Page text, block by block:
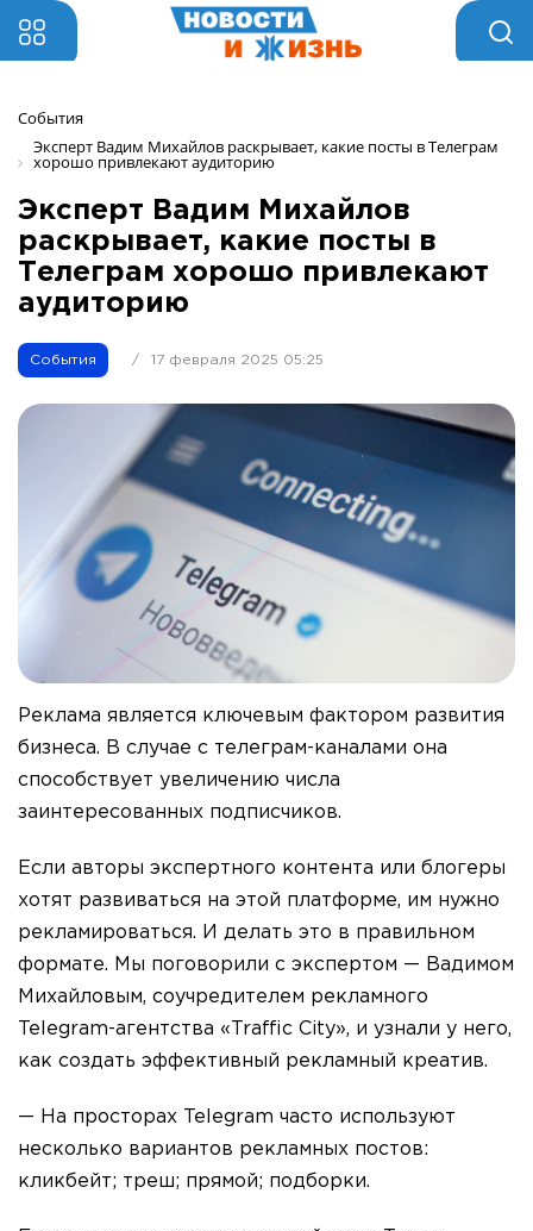
События
Эксперт Вадим Михайлов раскрывает, какие посты в Телеграм
хорошо привлекают аудиторию
Эксперт Вадим Михайлов
раскрывает, какие посты в
Телеграм хорошо привлекают
аудиторию
События / 17 февраля 2025 05:25
Реклама является ключевым фактором развития
бизнеса. В случае с телеграм-каналами она
способствует увеличению числа
заинтересованных подписчиков.
Если авторы экспертного контента или блогеры
хотят развиваться на этой платформе, им нужно
рекламироваться. И делать это в правильном
формате. Мы поговорили с экспертом — Вадимом
Михайловым, соучредителем рекламного
Telegram-агентства «Traffic City», и узнали у него,
как создать эффективный рекламный креатив.
— На просторах Telegram часто используют
несколько вариантов рекламных постов:
кликбейт; треш; прямой; подборки.